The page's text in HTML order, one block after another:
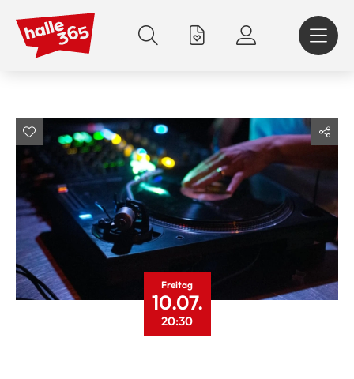
zum
Inhalt
Freitag
10.07.
20:30